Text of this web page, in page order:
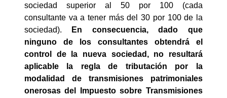
sociedad superior al 50 por 100 (cada
consultante va a tener más del 30 por 100 de la
sociedad).
En consecuencia, dado que
ninguno de los consultantes obtendrá el
control de la nueva sociedad, no resultará
aplicable la regla de tributación por la
modalidad de transmisiones patrimoniales
onerosas del Impuesto sobre Transmisiones